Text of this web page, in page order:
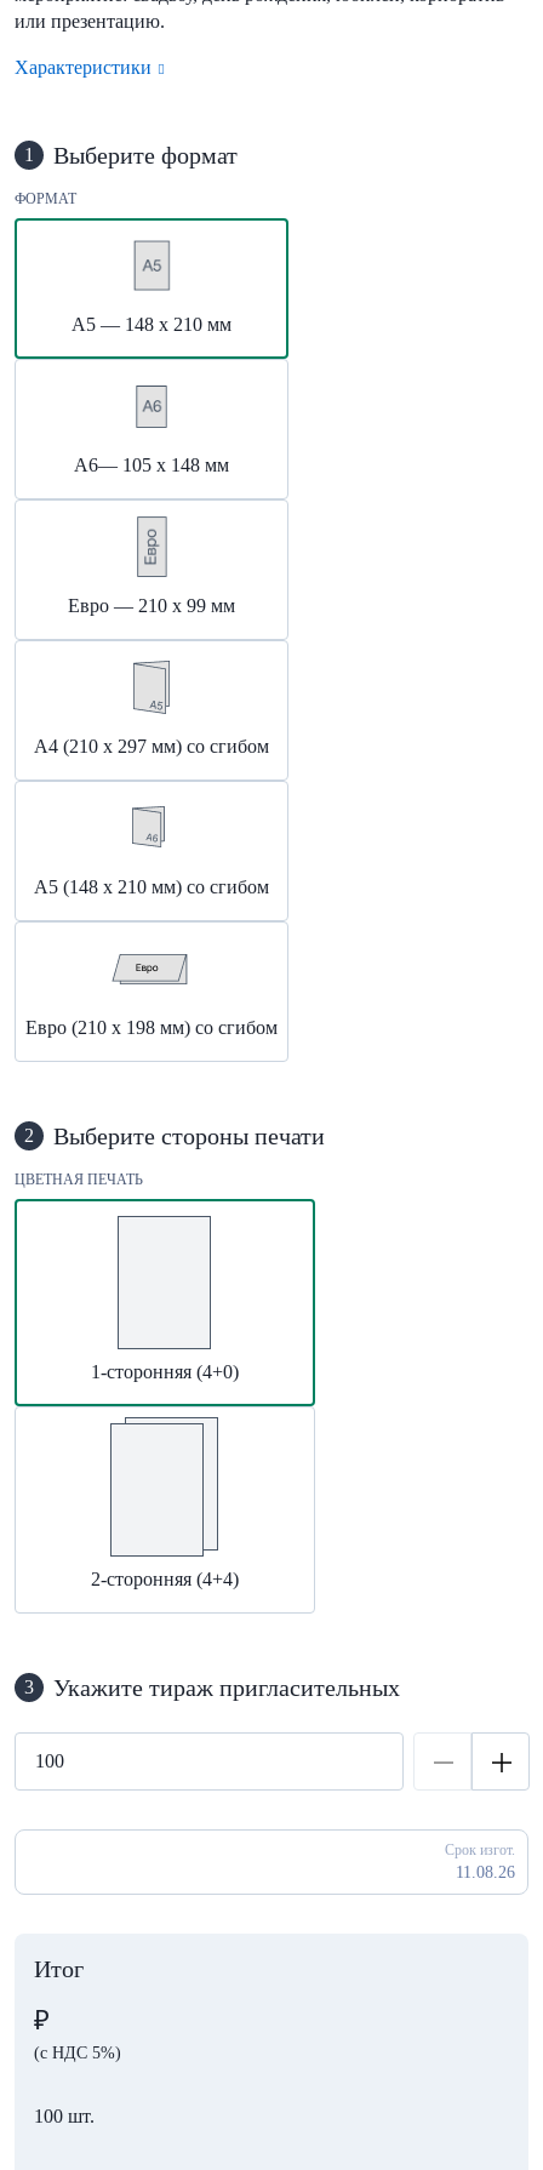
или презентацию.
Характеристики
1 Выберите формат
ФОРМАТ
А5 — 148 х 210 мм
А6— 105 х 148 мм
Евро — 210 х 99 мм
А4 (210 х 297 мм) со сгибом
А5 (148 x 210 мм) со сгибом
Евро (210 x 198 мм) со сгибом
2 Выберите стороны печати
ЦВЕТНАЯ ПЕЧАТЬ
1-сторонняя (4+0)
2-сторонняя (4+4)
3 Укажите тираж пригласительных
Срок изгот.
11.08.26
Итог
₽
(с НДС 5%)
100 шт.